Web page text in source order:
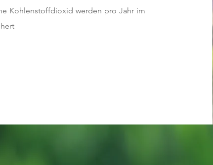
Kohlenstoffdioxid werden pro Jahr im